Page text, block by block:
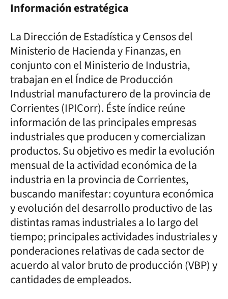
Información estratégica
La Dirección de Estadística y Censos del
Ministerio de Hacienda y Finanzas, en
conjunto con el Ministerio de Industria,
trabajan en el Índice de Producción
Industrial manufacturero de la provincia de
Corrientes (IPICorr). Éste índice reúne
información de las principales empresas
industriales que producen y comercializan
productos. Su objetivo es medir la evolución
mensual de la actividad económica de la
industria en la provincia de Corrientes,
buscando manifestar: coyuntura económica
y evolución del desarrollo productivo de las
distintas ramas industriales a lo largo del
tiempo; principales actividades industriales y
ponderaciones relativas de cada sector de
acuerdo al valor bruto de producción (VBP) y
cantidades de empleados.